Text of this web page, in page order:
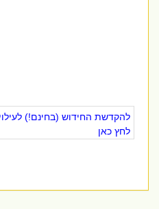
להקדשת החידוש (בחינם!)
לחץ כאן